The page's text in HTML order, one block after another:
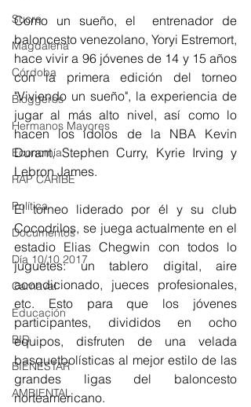
Sucre
Magdalena
Córdoba
Bloggeros
Hermanos Mayores
Economía
RAP CARIBE
Política
Documentos
Día 10/10 2017
Carnaval
Educación
BID
BIENESTAR
AMBIENTAL
Como un sueño, el  entrenador de
baloncesto venezolano, Yoryi Estremort,
hace vivir a 96 jóvenes de 14 y 15 años
con la primera edición del torneo
"Viviendo un sueño", la experiencia de
jugar al más alto nivel, así como lo
hacen los ídolos de la NBA Kevin
Durant, Stephen Curry, Kyrie Irving y
Lebron James.
El torneo liderado por él y su club
Cocodrilos, se juega actualmente en el
estadio Elias Chegwin con todos lo
juguetes: un tablero digital, aire
acondicionado, jueces profesionales,
etc. Esto para que los jóvenes
participantes, divididos en ocho
equipos, disfruten de una velada
basquetbolísticas al mejor estilo de las
grandes ligas del baloncesto
norteamericano.